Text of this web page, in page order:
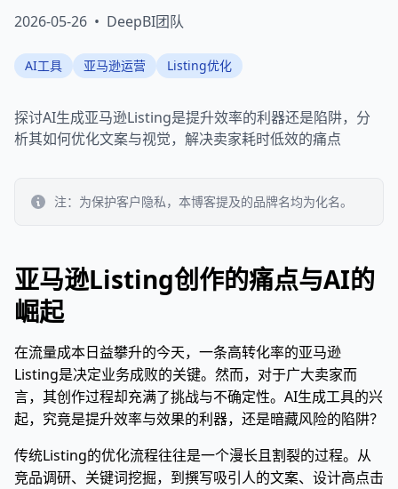
2026-05-26 • DeepBI团队
AI工具 亚马逊运营 Listing优化
探讨AI生成亚马逊Listing是提升效率的利器还是陷阱，分
析其如何优化文案与视觉，解决卖家耗时低效的痛点
注：为保护客户隐私，本博客提及的品牌名均为化名。
亚马逊Listing创作的痛点与AI的
崛起
在流量成本日益攀升的今天，一条高转化率的亚马逊
Listing是决定业务成败的关键。然而，对于广大卖家而
言，其创作过程却充满了挑战与不确定性。AI生成工具的兴
起，究竟是提升效率与效果的利器，还是暗藏风险的陷阱？
传统Listing的优化流程往往是一个漫长且割裂的过程。从
竞品调研、关键词挖掘，到撰写吸引人的文案、设计高点击